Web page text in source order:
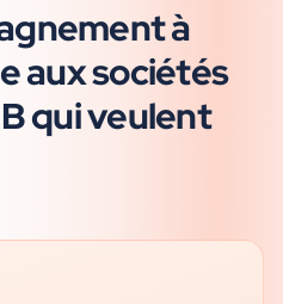
à
auxsociétés
qui veulent